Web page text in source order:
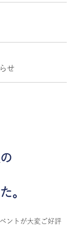
せ
。
ントが大変ご好評